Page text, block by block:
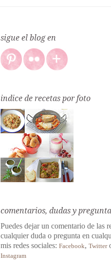
sigue el blog en
indice de recetas por foto
comentarios, dudas y
Puedes dejar un comentario de las
cualquier duda o pregunta en
mis redes sociales: Facebook, Twitter
Instagram